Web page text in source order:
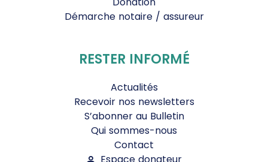
Démarche notaire / assureur
RESTER INFORMÉ
Actualités
Recevoir nos newsletters
S’abonner au Bulletin
Qui sommes-nous
Contact